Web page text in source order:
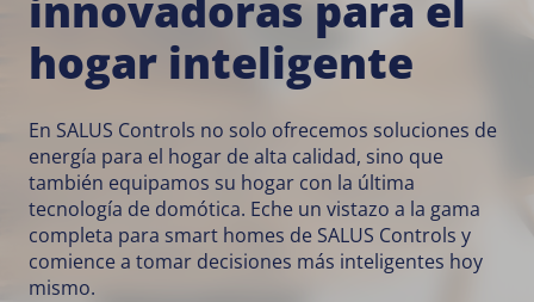
hogar inteligente
En SALUS Controls no solo ofrecemos soluciones de
energía para el hogar de alta calidad, sino que
también equipamos su hogar con la última
tecnología de domótica. Eche un vistazo a la gama
completa para smart homes de SALUS Controls y
comience a tomar decisiones más inteligentes hoy
mismo.